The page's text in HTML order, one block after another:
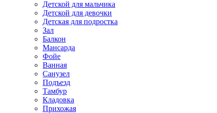
Детской для мальчика
Детской для девочки
Детская для подростка
Зал
Балкон
Мансарда
Фойе
Ванная
Санузел
Подъезд
Тамбур
Кладовка
Прихожая